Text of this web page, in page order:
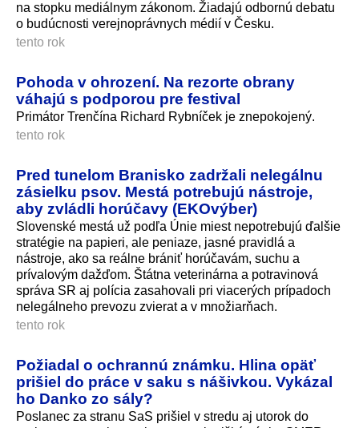
na stopku mediálnym zákonom. Žiadajú odbornú debatu
o budúcnosti verejnoprávnych médií v Česku.
tento rok
Pohoda v ohrození. Na rezorte obrany
váhajú s podporou pre festival
Primátor Trenčína Richard Rybníček je znepokojený.
tento rok
Pred tunelom Branisko zadržali nelegálnu
zásielku psov. Mestá potrebujú nástroje,
aby zvládli horúčavy (EKOvýber)
Slovenské mestá už podľa Únie miest nepotrebujú ďalšie
stratégie na papieri, ale peniaze, jasné pravidlá a
nástroje, ako sa reálne brániť horúčavám, suchu a
prívalovým dažďom. Štátna veterinárna a potravinová
správa SR aj polícia zasahovali pri viacerých prípadoch
nelegálneho prevozu zvierat a v množiarňach.
tento rok
Požiadal o ochrannú známku. Hlina opäť
prišiel do práce v saku s nášivkou. Vykázal
ho Danko zo sály?
Poslanec za stranu SaS prišiel v stredu aj utorok do